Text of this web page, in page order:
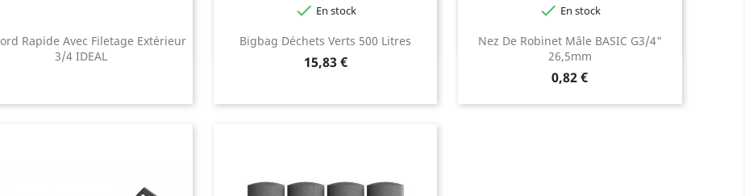
Rapide Avec Filetage Extérieur
3/4 IDEAL
Bigbag Déchets Verts 500 Litres
Prix
15,83 €
 En stock
Nez De Robinet Mâle BASIC G3/4"
26,5mm
Prix
0,82 €
 En stock